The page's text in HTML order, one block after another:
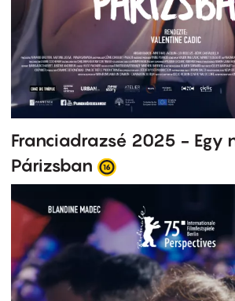
Franciadrazsé 2025 - Egy
Párizsban